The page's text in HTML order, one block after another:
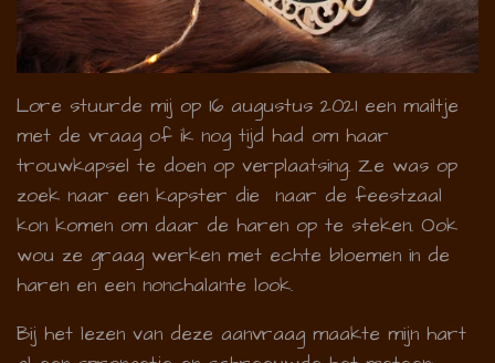
Lore stuurde mij op 16 augustus 2021 een mailtje
met de vraag of ik nog tijd had om haar
trouwkapsel te doen op verplaatsing. Ze was op
zoek naar een kapster die naar de feestzaal
kon komen om daar de haren op te steken. Ook
wou ze graag werken met echte bloemen in de
haren en een nonchalante look.
Bij het lezen van deze aanvraag maakte mijn hart